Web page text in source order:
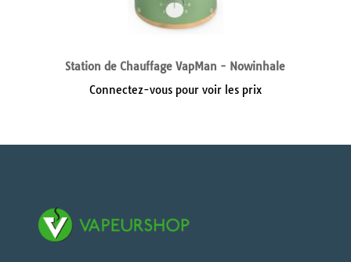
Station de Chauffage VapMan - Nowinhale
Connectez-vous pour voir les prix